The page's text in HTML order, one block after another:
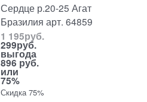
Сердце р.20-25 Агат
Бразилия арт. 64859
1 195руб.
299руб.
выгода
896 руб.
или
75%
Скидка 75%